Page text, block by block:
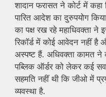
शादान फरासत ने कोर्ट में
पारित आदेश का दुरुपयोग
का पक्ष रख रहे महाधिवक्ता ने
रिकॉर्ड में कोई आवेदन नहीं है
अस्पष्ट हैं. अधिवक्ता कामत
पब्लिक ऑर्डर को लेकर कई
सहमति नहीं थी कि जीओ में
व्यवस्था है.